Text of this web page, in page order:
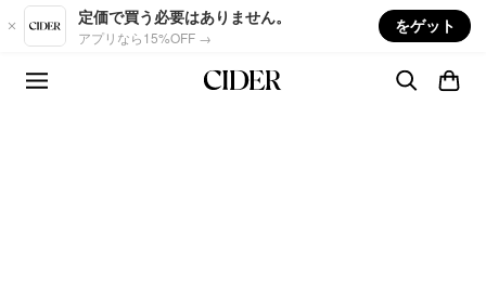
Skip to main content
定価で買う必要はありません。
アプリなら15%OFF →
をゲット